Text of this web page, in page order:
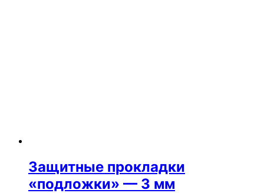
Защитные прокладки
«подложки» — 3 мм